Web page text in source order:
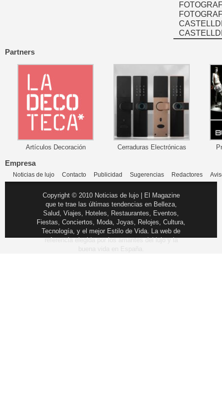
Partners
Artículos Decoración Cerraduras Electrónicas
Empresa
Noticias de lujo Contacto Publicidad Sugerencias Redactores
Copyright © 2010 Noticias de lujo | El Magazine
que te trae las últimas tendencias en Belleza,
Salud, Viajes, Hoteles, Restaurantes, Eventos,
Fiestas, Conciertos, Moda, Joyas, Relojes, Cultura,
Tecnología, y el mejor Estilo de Vida. La web de
referencia elegida por los amantes del lujo y la